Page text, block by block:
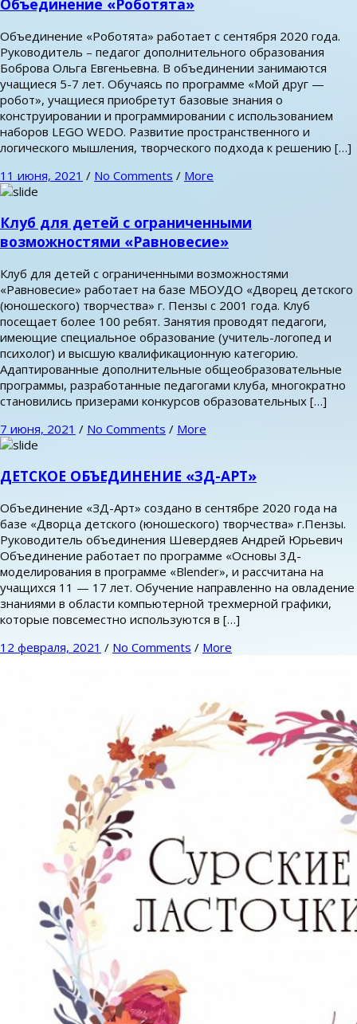
Объединение «Роботята»
Объединение «Роботята» работает с сентября 2020 года.
Руководитель – педагог дополнительного образования
Боброва Ольга Евгеньевна. В объединении занимаются
учащиеся 5-7 лет. Обучаясь по программе «Мой друг —
робот», учащиеся приобретут базовые знания о
конструировании и программировании с использованием
наборов LEGO WEDO. Развитие пространственного и
логического мышления, творческого подхода к решению […]
11 июня, 2021 / No Comments / More
Клуб для детей с ограниченными
возможностями «Равновесие»
Клуб для детей с ограниченными возможностями
«Равновесие» работает на базе МБОУДО «Дворец детского
(юношеского) творчества» г. Пензы с 2001 года. Клуб
посещает более 100 ребят. Занятия проводят педагоги,
имеющие специальное образование (учитель-логопед и
психолог) и высшую квалификационную категорию.
Адаптированные дополнительные общеобразовательные
программы, разработанные педагогами клуба, многократно
становились призерами конкурсов образовательных […]
7 июня, 2021 / No Comments / More
ДЕТСКОЕ ОБЪЕДИНЕНИЕ «ЗД-АРТ»
Объединение «ЗД-Арт» создано в сентябре 2020 года на
базе «Дворца детского (юношеского) творчества» г.Пензы.
Руководитель объединения Шевердяев Андрей Юрьевич
Объединение работает по программе «Основы 3Д-
моделирования в программе «Blender», и рассчитана на
учащихся 11 — 17 лет. Обучение направленно на овладение
знаниями в области компьютерной трехмерной графики,
которые повсеместно используются в […]
12 февраля, 2021 / No Comments / More